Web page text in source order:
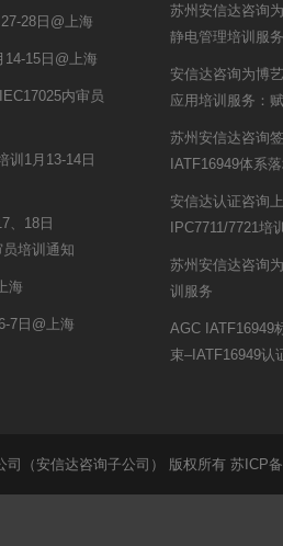
28日@上海
14-15日@上海
内审员
训1月13-14日
、18日
员培训通知
海
7日@上海
苏州安信达咨询
静电管理培训服务
安信达咨询为博
应用培训服务：
苏州安信达咨询
IATF16949体系
安信达认证咨询
IPC7711/7721培
苏州安信达咨询
训服务
AGC IATF16949
束–IATF16949认
司（安信达咨询子公司） 版权所有 苏ICP